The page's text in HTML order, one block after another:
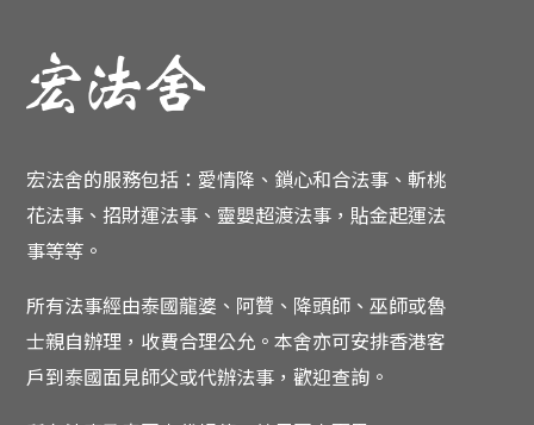
宏法舍的服務包括：愛情降、鎖心和合法事、斬桃
花法事、招財運法事、靈嬰超渡法事，貼金起運法
事等等。
所有法事經由泰國龍婆、阿贊、降頭師、巫師或魯
士親自辦理，收費合理公允。本舍亦可安排香港客
戶到泰國面見師父或代辦法事，歡迎查詢。